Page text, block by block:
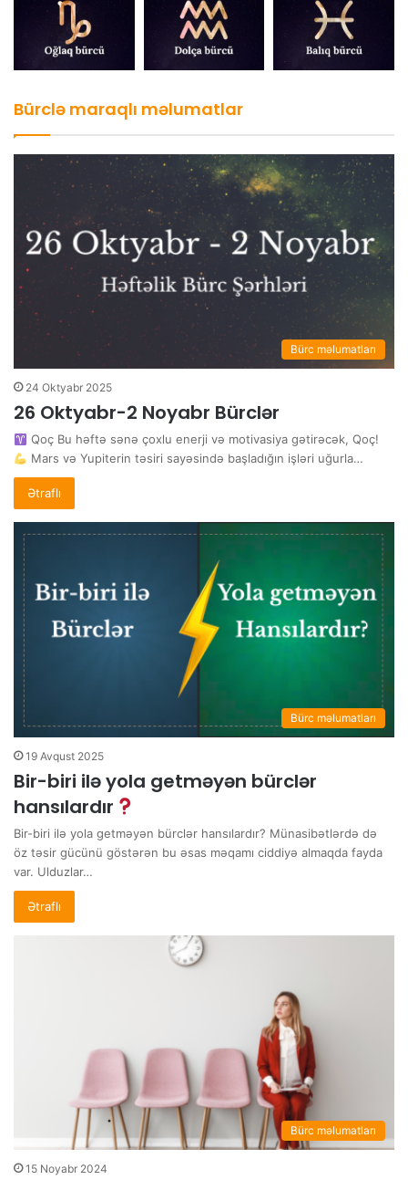
Bürclə maraqlı məlumatlar
Bürc məlumatları
24 Oktyabr 2025
26 Oktyabr-2 Noyabr Bürclər
Qoç Bu həftə sənə çoxlu enerji və motivasiya gətirəcək, Qoç!
Mars və Yupiterin təsiri sayəsində başladığın işləri uğurla…
Ətraflı
Bürc məlumatları
19 Avqust 2025
Bir-biri ilə yola getməyən bürclər
hansılardır
Bir-biri ilə yola getməyən bürclər hansılardır? Münasibətlərdə də
öz təsir gücünü göstərən bu əsas məqamı ciddiyə almaqda fayda
var. Ulduzlar…
Ətraflı
Bürc məlumatları
15 Noyabr 2024